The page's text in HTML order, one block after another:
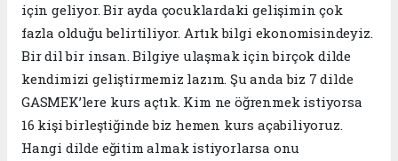
için geliyor. Bir ayda çocuklardaki gelişimin çok
fazla olduğu belirtiliyor. Artık bilgi ekonomisindeyiz.
Bir dil bir insan. Bilgiye ulaşmak için birçok dilde
kendimizi geliştirmemiz lazım. Şu anda biz 7 dilde
GASMEK’lere kurs açtık. Kim ne öğrenmek istiyorsa
16 kişi birleştiğinde biz hemen kurs açabiliyoruz.
Hangi dilde eğitim almak istiyorlarsa onu